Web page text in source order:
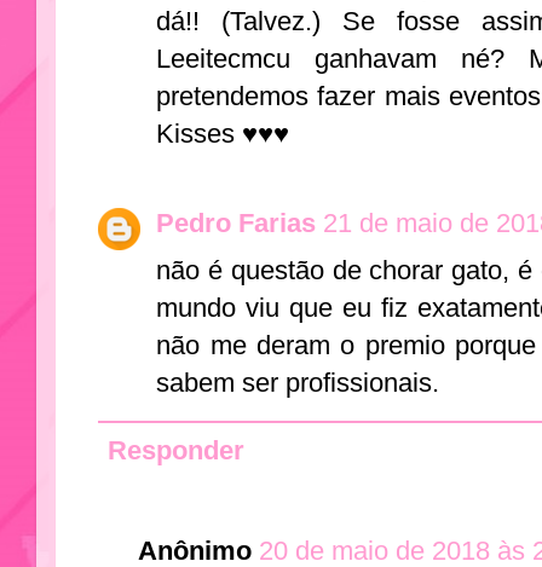
dá!! (Talvez.) Se fosse
Leeitecmcu ganhavam né?
pretendemos fazer mais
Kisses ♥♥♥
Pedro Farias 21 de maio de
não é questão de chorar gato,
mundo viu que eu fiz
não me deram o premio
sabem ser profissionais.
Responder
Anônimo 20 de maio de 2018 às